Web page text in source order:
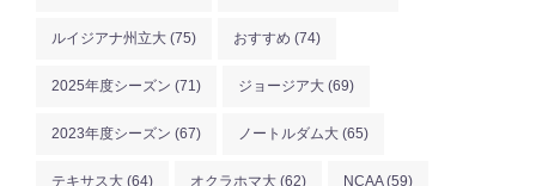
ルイジアナ州立大 (75) おすすめ (74)
2025年度シーズン (71) ジョージア大 (69)
2023年度シーズン (67) ノートルダム大 (65)
テキサス大 (64) オクラホマ大 (62) NCAA(59)